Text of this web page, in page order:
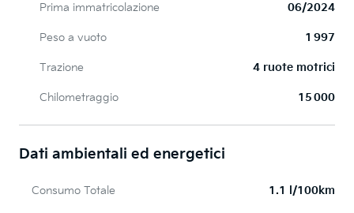
Prima immatricolazione 06/2024
Peso a vuoto 1 997
Trazione 4 ruote motrici
Chilometraggio 15 000
Dati ambientali ed energetici
Consumo Totale 1.1 l/100km